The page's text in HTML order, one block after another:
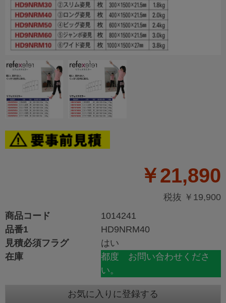
￥21,890
税抜 ￥19,900
商品コード
1014241
品番1
HD9NRM40
見積必須フラグ
はい
在庫
都度 お問い合わせくださ
い。
お気に入りに登録する